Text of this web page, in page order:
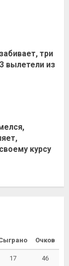
три
вылетели из
курсу
Очков
17 46